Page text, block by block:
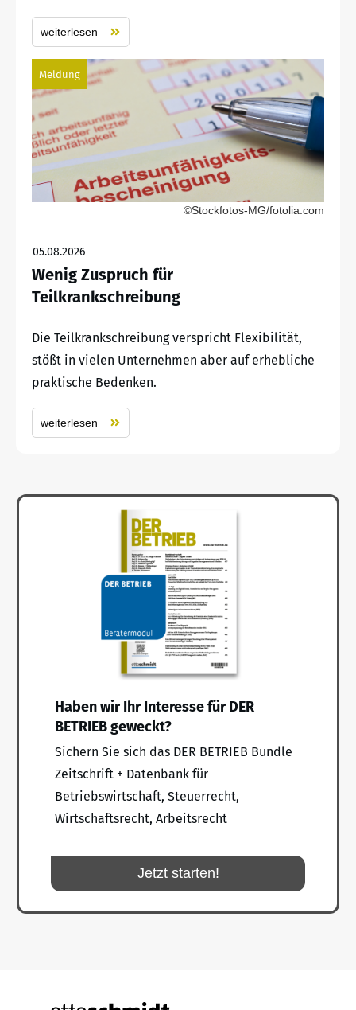
weiterlesen
Meldung
©Stockfotos-MG/fotolia.com
05.08.2026
Wenig Zuspruch für
Teilkrankschreibung
Die Teilkrankschreibung verspricht Flexibilität,
stößt in vielen Unternehmen aber auf erhebliche
praktische Bedenken.
weiterlesen
Haben wir Ihr Interesse für DER
BETRIEB geweckt?
Sichern Sie sich das DER BETRIEB Bundle
Zeitschrift + Datenbank für
Betriebswirtschaft, Steuerrecht,
Wirtschaftsrecht, Arbeitsrecht
Jetzt starten!